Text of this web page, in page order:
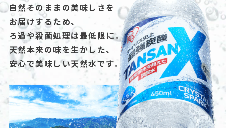
自然そのままの美味しさを
お届けするため、
ろ過や殺菌処理は最低限に。
天然本来の味を生かした、
安心で美味しい天然水です。